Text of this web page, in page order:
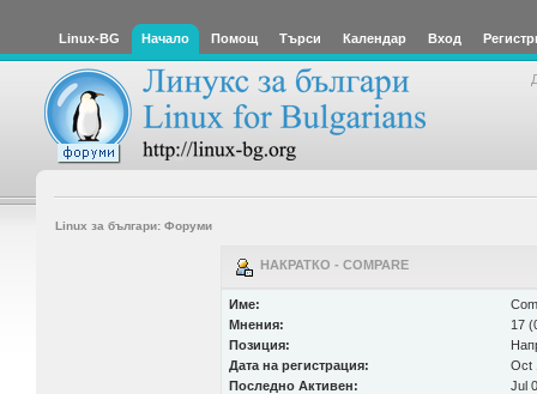
Linux-BG Начало Помощ Търси Календар Вход
Linux за българи: Форуми
НАКРАТКО - COMPARE
Име:
Мнения:
17
Позиция:
Дата на регистрация:
Oct
Последно Активен:
Jul